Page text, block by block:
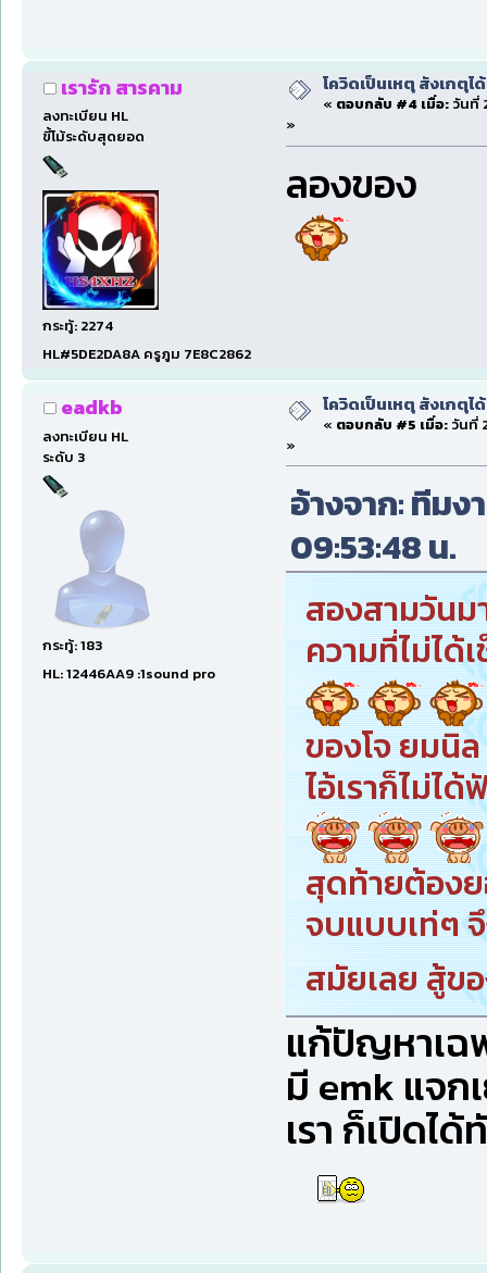
เรารัก สารคาม
ลงทะเบียน HL
ขี้โม้ระดับสุดยอด
กระทู้: 2274
HL#5DE2DA8A ครูภูม 7E8C2862
โควิดเป็นเหตุ สังเกตุได้
« ตอบกลับ #4 เมื่อ:วันที่
»
ลองของ
eadkb
ลงทะเบียน HL
ระดับ 3
กระทู้: 183
HL: 12446AA9 :1sound pro
โควิดเป็นเหตุ สังเกตุได้
« ตอบกลับ #5 เมื่อ:วันที่
»
อ้างจาก: ทีมง
09:53:48 น.
สองสามวัน
ความที่ไม่ไ
ของโจ ยมนิล
ไอ้เราก็ไม่ไ
สุดท้ายต้องย
จบแบบเท่ๆ
สมัยเลย สู้ข
แก้ปัญหาเฉ
มี emk แจก
เรา ก็เปิดไ